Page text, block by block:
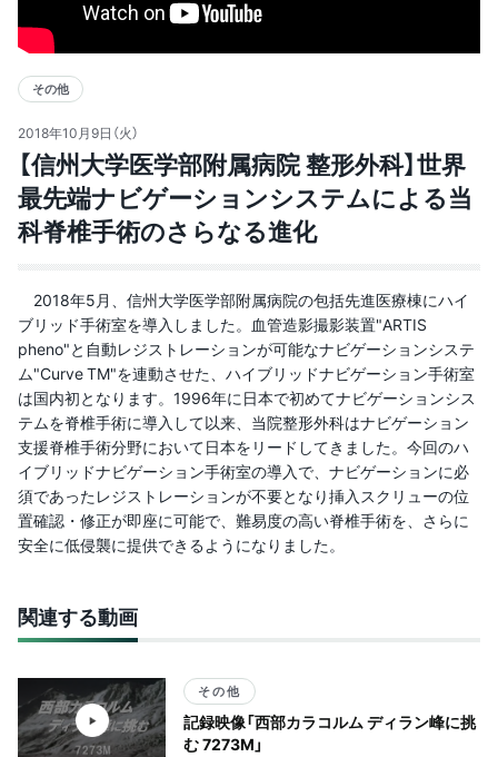
その他
2018年10月9日（火）
【信州大学医学部附属病院 整形外科】世界
最先端ナビゲーションシステムによる当
科脊椎手術のさらなる進化
2018年5月、信州大学医学部附属病院の包括先進医療棟にハイ
ブリッド手術室を導入しました。血管造影撮影装置"ARTIS
pheno"と自動レジストレーションが可能なナビゲーションシステ
ム"Curve TM"を連動させた、ハイブリッドナビゲーション手術室
は国内初となります。1996年に日本で初めてナビゲーションシス
テムを脊椎手術に導入して以来、当院整形外科はナビゲーション
支援脊椎手術分野において日本をリードしてきました。今回のハ
イブリッドナビゲーション手術室の導入で、ナビゲーションに必
須であったレジストレーションが不要となり挿入スクリューの位
置確認・修正が即座に可能で、難易度の高い脊椎手術を、さらに
安全に低侵襲に提供できるようになりました。
関連する動画
その他
記録映像「西部カラコルム ディラン峰に挑
む 7273M」